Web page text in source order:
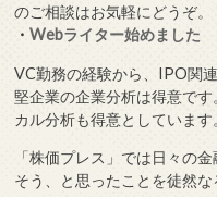
のご相談はお気軽にどうぞ。
・ Webライター始めました
VC勤務の経験から、IPO関
堅企業の企業分析は得意で
カル分析も得意としています
「株価プレス」では日々の
そう、と思ったことを徒然な